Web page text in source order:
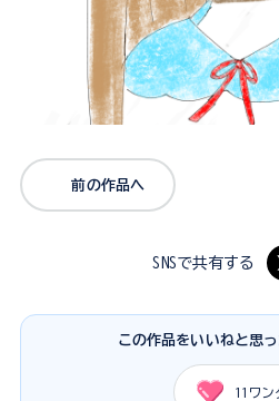
前の作品へ
SNSで共有する
この作品をいいねと思っ
11 ワン